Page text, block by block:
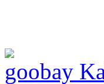
goobay